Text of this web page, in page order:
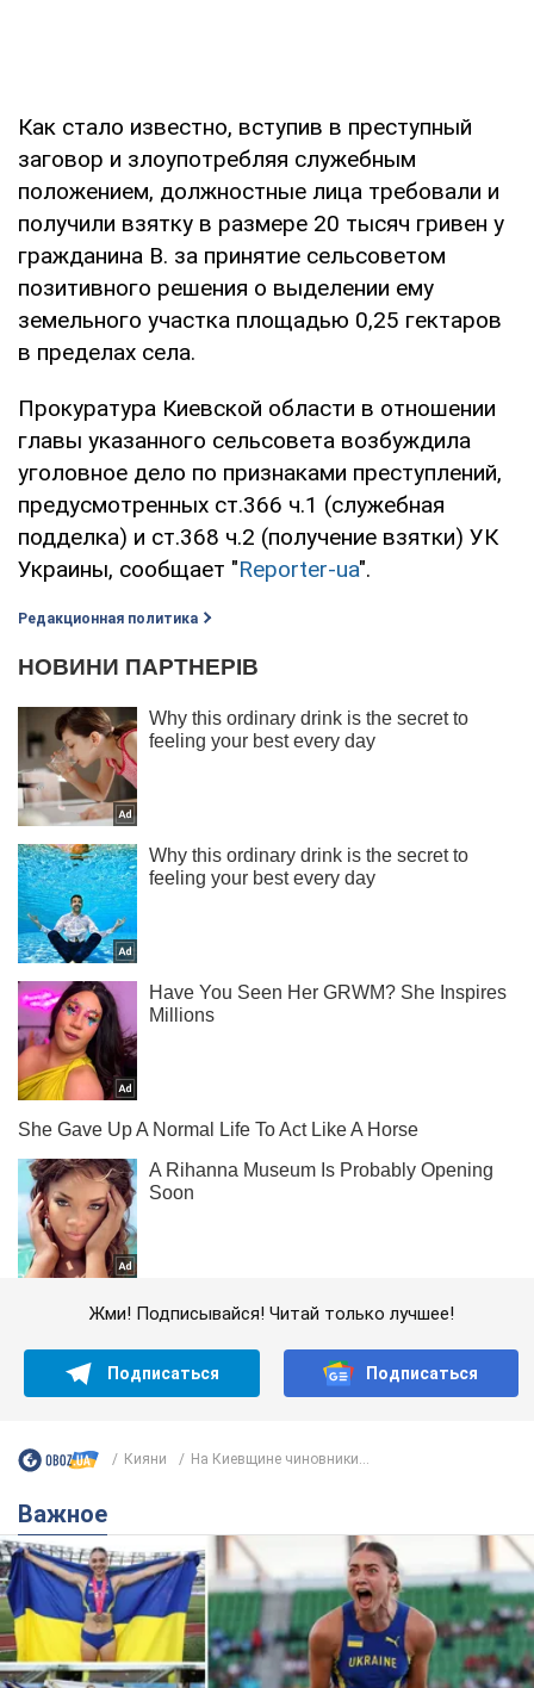
Как стало известно, вступив в преступный
заговор и злоупотребляя служебным
положением, должностные лица требовали и
получили взятку в размере 20 тысяч гривен у
гражданина В. за принятие сельсоветом
позитивного решения о выделении ему
земельного участка площадью 0,25 гектаров
в пределах села.
Прокуратура Киевской области в отношении
главы указанного сельсовета возбуждила
уголовное дело по признаками преступлений,
предусмотренных ст.366 ч.1 (служебная
подделка) и ст.368 ч.2 (получение взятки) УК
Украины, сообщает "Reporter-ua".
Редакционная политика
Жми! Подписывайся! Читай только лучшее!
Подписаться Подписаться
Кияни На Киевщине чиновники...
Важное